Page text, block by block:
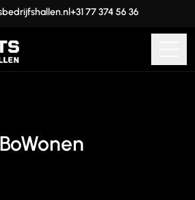
+31 77 374 56 36
BoWonen